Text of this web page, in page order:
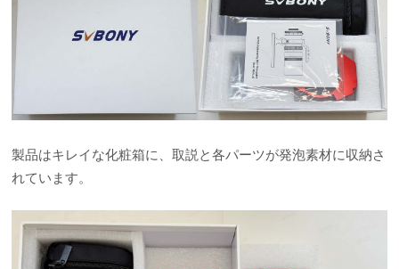
製品はキレイな化粧箱に、取説と各パーツが発泡素材に収納さ
れています。